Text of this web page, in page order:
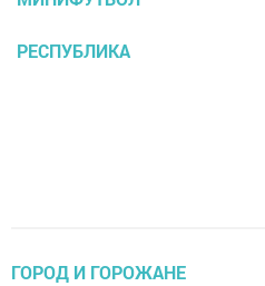
РЕСПУБЛИКА
ГОРОД И ГОРОЖАНЕ